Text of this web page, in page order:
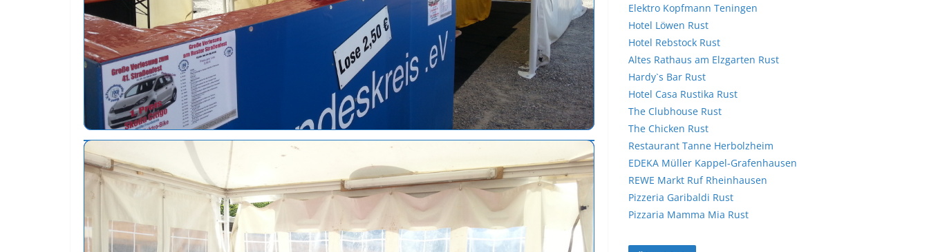
Elektro Kopfmann Teningen
Hotel Löwen Rust
Hotel Rebstock Rust
Altes Rathaus am Elzgarten Rust
Hardy`s Bar Rust
Hotel Casa Rustika Rust
The Clubhouse Rust
The Chicken Rust
Restaurant Tanne Herbolzheim
EDEKA Müller Kappel-Grafenhausen
REWE Markt Ruf Rheinhausen
Pizzeria Garibaldi Rust
Pizzaria Mamma Mia Rust